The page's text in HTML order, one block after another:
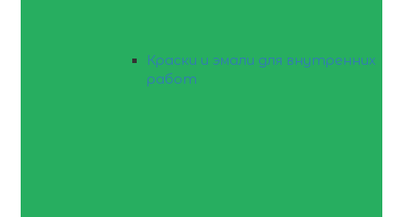
Краски и эмали для внутренних
работ